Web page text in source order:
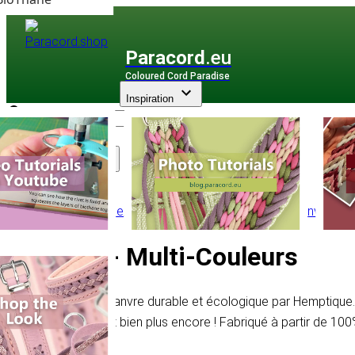
Paracord .eu
Coloured Cord Paradise
Assortiment
Inspiration
Autre Corde Corde en Chanvre/Corde en Chanvre - 1
1 mm - Multi-Couleurs
Cordon de chanvre durable et écologique par
emballages et bien plus encore ! Fabriqué à partir de